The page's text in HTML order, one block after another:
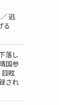
逃
る
落し
国参
眩
され